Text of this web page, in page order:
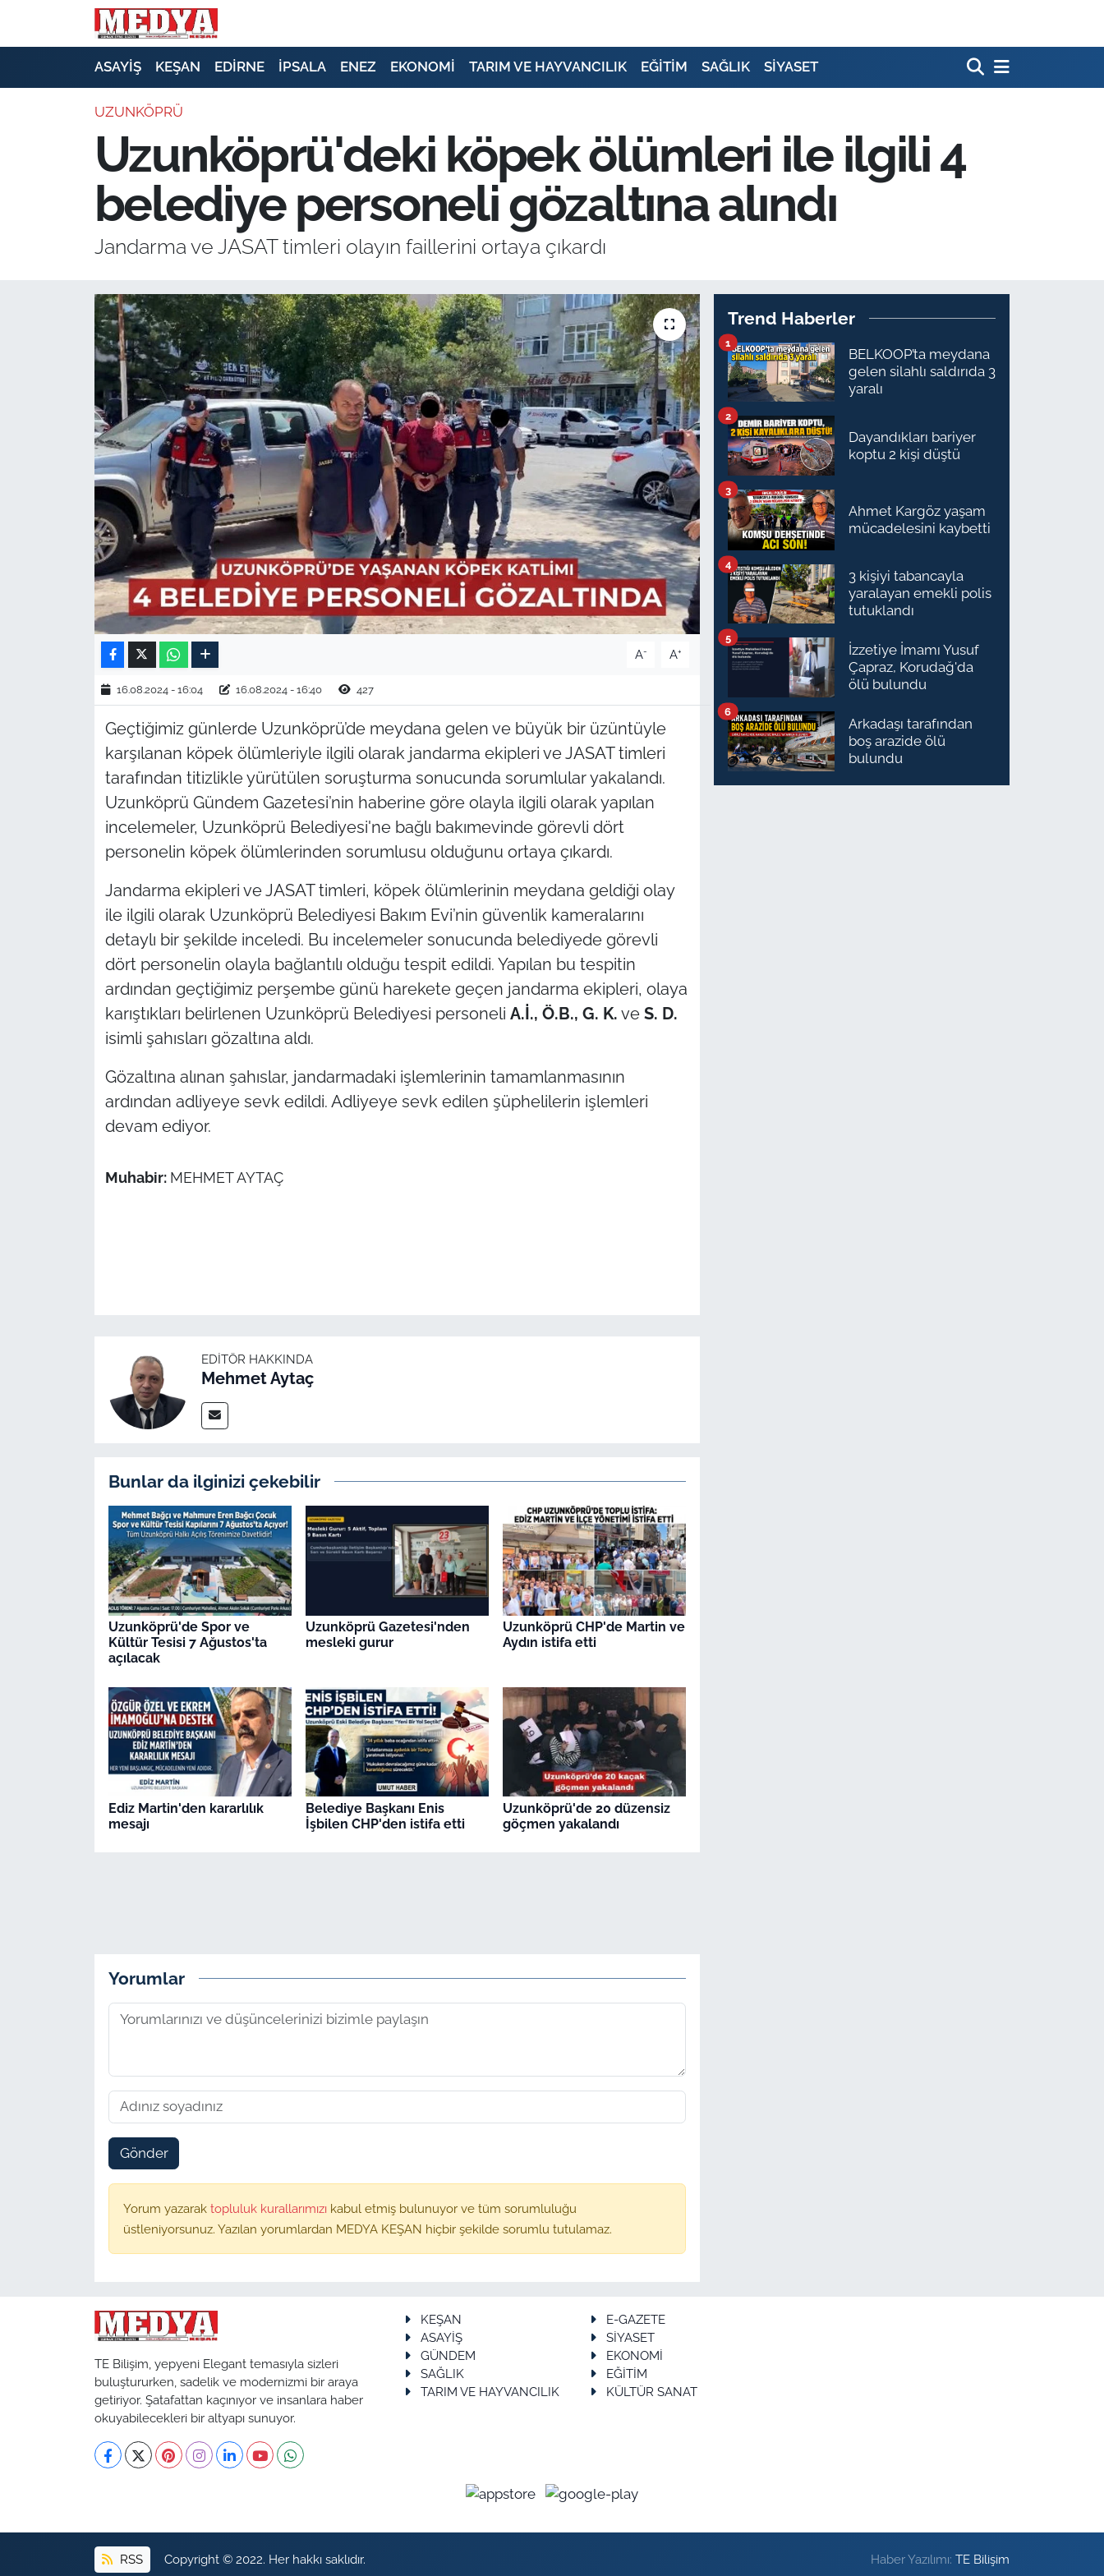
ASAYİŞ KEŞAN EDİRNE İPSALA ENEZ EKONOMİ TARIM VE HAYVANCILIK EĞİTİM SAĞLIK SİYASET
UZUNKÖPRÜ
Uzunköprü'deki köpek ölümleri ile ilgili 4
belediye personeli gözaltına alındı
Jandarma ve JASAT timleri olayın faillerini ortaya çıkardı
A- A+
16.08.2024 - 16:04 16.08.2024 - 16:40 427
Geçtiğimiz günlerde Uzunköprü’de meydana gelen ve büyük bir üzüntüyle
karşılanan köpek ölümleriyle ilgili olarak jandarma ekipleri ve JASAT timleri
tarafından titizlikle yürütülen soruşturma sonucunda sorumlular yakalandı.
Uzunköprü Gündem Gazetesi’nin haberine göre olayla ilgili olarak yapılan
incelemeler, Uzunköprü Belediyesi'ne bağlı bakımevinde görevli dört
personelin köpek ölümlerinden sorumlusu olduğunu ortaya çıkardı.
Jandarma ekipleri ve JASAT timleri, köpek ölümlerinin meydana geldiği olay
ile ilgili olarak Uzunköprü Belediyesi Bakım Evi’nin güvenlik kameralarını
detaylı bir şekilde inceledi. Bu incelemeler sonucunda belediyede görevli
dört personelin olayla bağlantılı olduğu tespit edildi. Yapılan bu tespitin
ardından geçtiğimiz perşembe günü harekete geçen jandarma ekipleri, olaya
karıştıkları belirlenen Uzunköprü Belediyesi personeli A.İ., Ö.B., G. K. ve S. D.
isimli şahısları gözaltına aldı.
Gözaltına alınan şahıslar, jandarmadaki işlemlerinin tamamlanmasının
ardından adliyeye sevk edildi. Adliyeye sevk edilen şüphelilerin işlemleri
devam ediyor.
Muhabir: MEHMET AYTAÇ
EDITÖR HAKKINDA
Mehmet Aytaç
Bunlar da ilginizi çekebilir
Uzunköprü'de Spor ve
Kültür Tesisi 7 Ağustos'ta
açılacak
Uzunköprü Gazetesi'nden
mesleki gurur
Uzunköprü CHP'de Martin ve
Aydın istifa etti
Ediz Martin'den kararlılık
mesajı
Belediye Başkanı Enis
İşbilen CHP'den istifa etti
Uzunköprü'de 20 düzensiz
göçmen yakalandı
Yorumlar
Gönder
Yorum yazarak topluluk kurallarımızı kabul etmiş bulunuyor ve tüm sorumluluğu
üstleniyorsunuz. Yazılan yorumlardan MEDYA KEŞAN hiçbir şekilde sorumlu tutulamaz.
Trend Haberler
BELKOOP’ta meydana
gelen silahlı saldırıda 3
yaralı
1
Dayandıkları bariyer
koptu 2 kişi düştü
2
Ahmet Kargöz yaşam
mücadelesini kaybetti
3
3 kişiyi tabancayla
yaralayan emekli polis
tutuklandı
4
İzzetiye İmamı Yusuf
Çapraz, Korudağ'da
ölü bulundu
5
Arkadaşı tarafından
boş arazide ölü
bulundu
6
TE Bilişim, yepyeni Elegant temasıyla sizleri
buluştururken, sadelik ve modernizmi bir araya
getiriyor. Şatafattan kaçınıyor ve insanlara haber
okuyabilecekleri bir altyapı sunuyor.
KEŞAN
E-GAZETE
ASAYİŞ
SİYASET
GÜNDEM
EKONOMİ
SAĞLIK
EĞİTİM
TARIM VE HAYVANCILIK
KÜLTÜR SANAT
RSS Copyright © 2022. Her hakkı saklıdır. Haber Yazılımı:TE Bilişim
E-GAZETE
SİYASET
EĞİTİM
TARIM VE HAYVANCILIK
KÜLTÜR SANAT
RESMİ İLAN
EDİRNE
TEKİRDAĞ
KIRKLARELİ
ÇANAKKALE
TÜRKİYE
Flaş Haber
İş Dünyası
Gündem-Eğitim